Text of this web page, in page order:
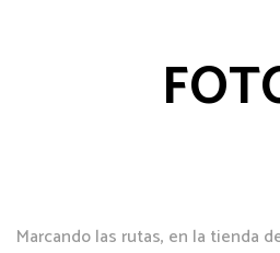
Marcando las rutas, en la tienda